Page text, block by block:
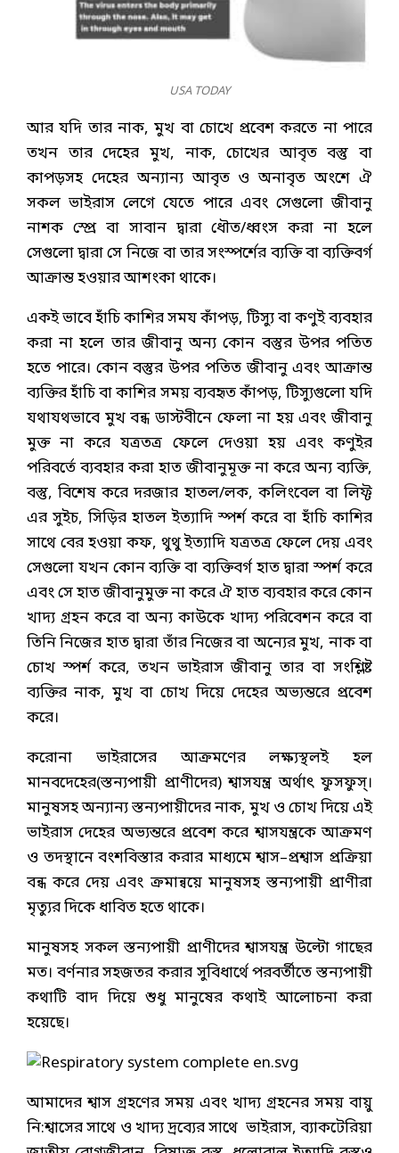
USA TODAY
আর যদি তার নাক, মুখ বা চোখে প্রবেশ করতে না পারে
তখন তার দেহের মুখ, নাক, চোখের আবৃত বস্তু বা
কাপড়সহ দেহের অন্যান্য আবৃত ও অনাবৃত অংশে ঐ
সকল ভাইরাস লেগে যেতে পারে এবং সেগুলো জীবানু
নাশক স্প্রে বা সাবান দ্বারা ধৌত/ধ্বংস করা না হলে
সেগুলো দ্বারা সে নিজে বা তার সংস্পর্শের ব্যক্তি বা ব্যক্তিবর্গ
আক্রান্ত হওয়ার আশংকা থাকে।
একই ভাবে হাঁচি কাশির সময কাঁপড়, টিস্যু বা কণুই ব্যবহার
করা না হলে তার জীবানু অন্য কোন বস্তুর উপর পতিত
হতে পারে। কোন বস্তুর উপর পতিত জীবানু এবং আক্রান্ত
ব্যক্তির হাঁচি বা কাশির সময় ব্যবহৃত কাঁপড়, টিস্যুগুলো যদি
যথাযথভাবে মুখ বন্ধ ডাস্টবীনে ফেলা না হয় এবং জীবানু
মুক্ত না করে যত্রতত্র ফেলে দেওয়া হয় এবং কণুইর
পরিবর্তে ব্যবহার করা হাত জীবানুমূক্ত না করে অন্য ব্যক্তি,
বস্তু, বিশেষ করে দরজার হাতল/লক, কলিংবেল বা লিফ্ট
এর সুইচ, সিড়ির হাতল ইত্যাদি স্পর্শ করে বা হাঁচি কাশির
সাথে বের হওয়া কফ, থুথু ইত্যাদি যত্রতত্র ফেলে দেয় এবং
সেগুলো যখন কোন ব্যক্তি বা ব্যক্তিবর্গ হাত দ্বারা স্পর্শ করে
এবং সে হাত জীবানুমুক্ত না করে ঐ হাত ব্যবহার করে কোন
খাদ্য গ্রহন করে বা অন্য কাউকে খাদ্য পরিবেশন করে বা
তিনি নিজের হাত দ্বারা তাঁর নিজের বা অন্যের মুখ, নাক বা
চোখ স্পর্শ করে, তখন ভাইরাস জীবানু তার বা সংশ্লিষ্ট
ব্যক্তির নাক, মুখ বা চোখ দিয়ে দেহের অভ্যন্তরে প্রবেশ
করে।
করোনা ভাইরাসের আক্রমণের লক্ষ্যস্থলই হল
মানবদেহের(স্তন্যপায়ী প্রাণীদের) শ্বাসযন্ত্র অর্থাৎ ফুসফুস্।
মানুষসহ অন্যান্য স্তন্যপায়ীদের নাক, মুখ ও চোখ দিয়ে এই
ভাইরাস দেহের অভ্যন্তরে প্রবেশ করে শ্বাসযন্ত্রকে আক্রমণ
ও তদস্থানে বংশবিস্তার করার মাধ্যমে শ্বাস–প্রশ্বাস প্রক্রিয়া
বন্ধ করে দেয় এবং ক্রমান্বয়ে মানুষসহ স্তন্যপায়ী প্রাণীরা
মৃত্যুর দিকে ধাবিত হতে থাকে।
মানুষসহ সকল স্তন্যপায়ী প্রাণীদের শ্বাসযন্ত্র উল্টো গাছের
মত। বর্ণনার সহজতর করার সুবিধার্থে পরবর্তীতে স্তন্যপায়ী
কথাটি বাদ দিয়ে শুধু মানুষের কথাই আলোচনা করা
হয়েছে।
আমাদের শ্বাস গ্রহণের সময় এবং খাদ্য গ্রহনের সময় বায়ু
নি:শ্বাসের সাথে ও খাদ্য দ্রব্যের সাথে ভাইরাস, ব্যাকটেরিয়া